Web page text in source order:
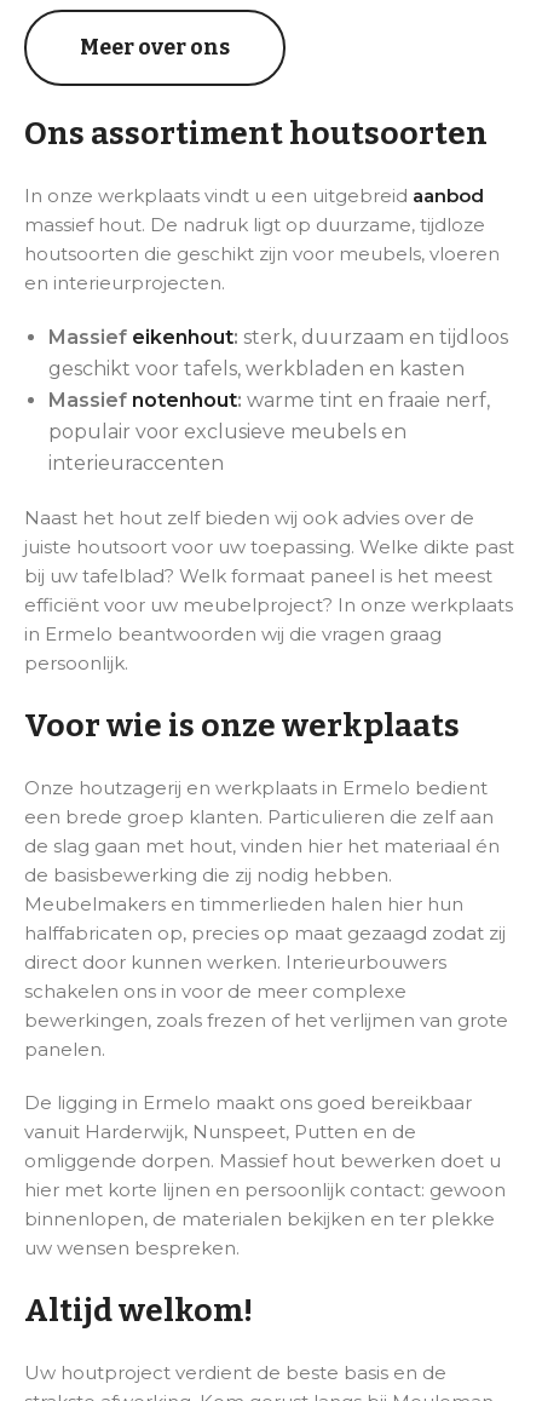
Meer over ons
Ons assortiment houtsoorten
In onze werkplaats vindt u een uitgebreid aanbod
massief hout. De nadruk ligt op duurzame, tijdloze
houtsoorten die geschikt zijn voor meubels, vloeren
en interieurprojecten.
Massief eikenhout: sterk, duurzaam en tijdloos
geschikt voor tafels, werkbladen en kasten
Massief notenhout: warme tint en fraaie nerf,
populair voor exclusieve meubels en
interieuraccenten
Naast het hout zelf bieden wij ook advies over de
juiste houtsoort voor uw toepassing. Welke dikte past
bij uw tafelblad? Welk formaat paneel is het meest
efficiënt voor uw meubelproject? In onze werkplaats
in Ermelo beantwoorden wij die vragen graag
persoonlijk.
Voor wie is onze werkplaats
Onze houtzagerij en werkplaats in Ermelo bedient
een brede groep klanten. Particulieren die zelf aan
de slag gaan met hout, vinden hier het materiaal én
de basisbewerking die zij nodig hebben.
Meubelmakers en timmerlieden halen hier hun
halffabricaten op, precies op maat gezaagd zodat zij
direct door kunnen werken. Interieurbouwers
schakelen ons in voor de meer complexe
bewerkingen, zoals frezen of het verlijmen van grote
panelen.
De ligging in Ermelo maakt ons goed bereikbaar
vanuit Harderwijk, Nunspeet, Putten en de
omliggende dorpen. Massief hout bewerken doet u
hier met korte lijnen en persoonlijk contact: gewoon
binnenlopen, de materialen bekijken en ter plekke
uw wensen bespreken.
Altijd welkom!
Uw houtproject verdient de beste basis en de